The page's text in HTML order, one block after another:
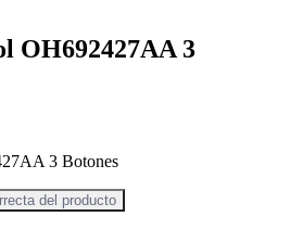
OH692427AA 3
3 Botones
del producto